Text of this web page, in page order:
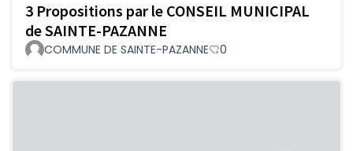
3 Propositions par le CONSEIL MUNICIPAL
de SAINTE-PAZANNE
COMMUNE DE SAINTE-PAZANNE 0